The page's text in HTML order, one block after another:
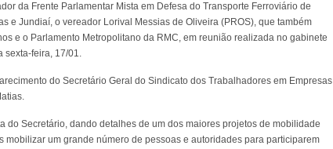
da Frente Parlamentar Mista em Defesa do Transporte Ferroviário de
e Jundiaí, o vereador Lorival Messias de Oliveira (PROS), que também
e o Parlamento Metropolitano da RMC, em reunião realizada no gabinete
sexta-feira, 17/01.
do Secretário Geral do Sindicato dos Trabalhadores em Empresas
do Secretário, dando detalhes de um dos maiores projetos de mobilidade
mobilizar um grande número de pessoas e autoridades para participarem